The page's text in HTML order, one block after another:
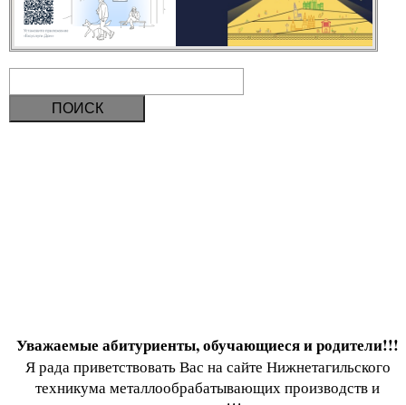
Уважаемые абитуриенты, обучающиеся и родители!!!
Я рада приветствовать Вас на сайте Нижнетагильского
техникума металлообрабатывающих производств и